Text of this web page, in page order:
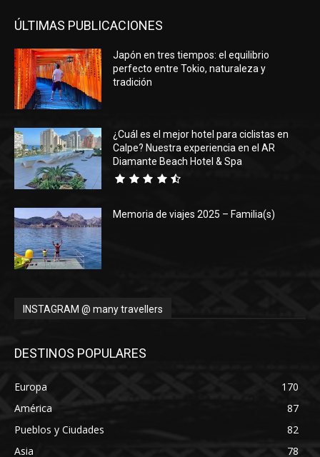
ÚLTIMAS PUBLICACIONES
Japón en tres tiempos: el equilibrio
perfecto entre Tokio, naturaleza y
tradición
¿Cuál es el mejor hotel para ciclistas en
Calpe? Nuestra experiencia en el AR
Diamante Beach Hotel & Spa
Memoria de viajes 2025 – Familia(s)
INSTAGRAM @ many travellers
DESTINOS POPULARES
Europa
170
América
87
Pueblos y Ciudades
82
Asia
78